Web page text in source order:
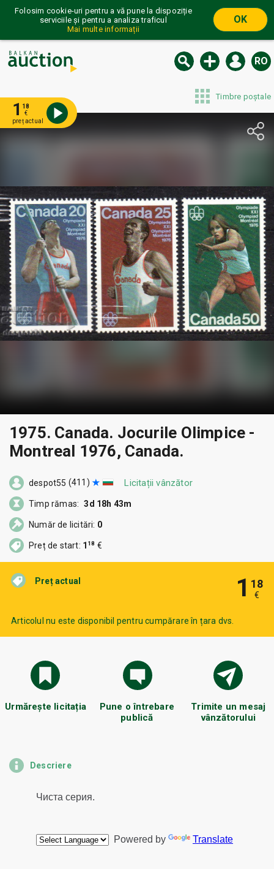
Folosim cookie-uri pentru a vă pune la dispoziție
serviciile și pentru a analiza traficul
Mai multe informații
OK
RO
Timbre poștale
1 18
€
preț actual
1975. Canada. Jocurile Olimpice -
Montreal 1976, Canada.
Preț actual 1 18
€
Articolul nu este disponibil pentru cumpărare în țara dvs.
Urmărește licitația
Pune o întrebare
publică
Trimite un mesaj
vânzătorului
despot55 (411) Licitații vânzător
Timp rămas: 3d 18h 43m
Număr de licitări: 0
Preț de start: 1 18 €
Descriere